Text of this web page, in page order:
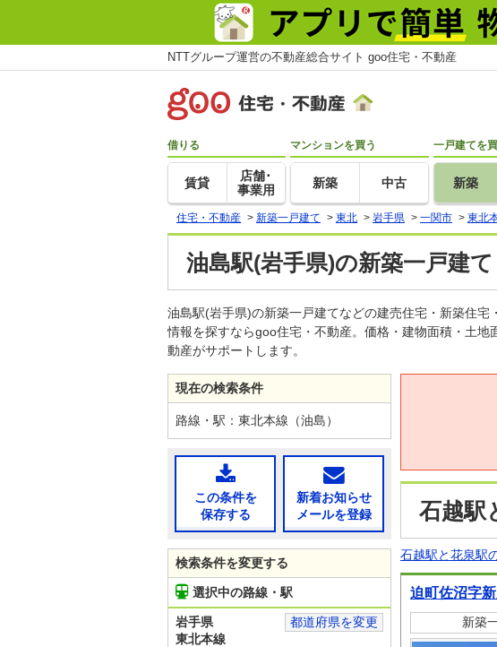
NTTグループ運営の不動産総合サイト goo住宅・不動産
借りる
賃貸
店舗･
事業用
マンションを買う
新築 中古
一戸建てを
新築
住宅・不動産 > 新築一戸建て > 東北 > 岩手県 > 一関市 > 東北
油島駅(岩手県)の新築一戸建
油島駅(岩手県)の新築一戸建てなどの建売住宅・新築住
情報を探すならgoo住宅・不動産。価格・建物面積・土
動産がサポートします。
石越駅
石越駅と花泉駅
迫町佐沼字
新築
現在の検索条件
路線・駅：東北本線（油島）
この条件を
保存する
新着お知らせ
メールを登録
検索条件を変更する
選択中の路線・駅
岩手県
都道府県を変更
東北本線